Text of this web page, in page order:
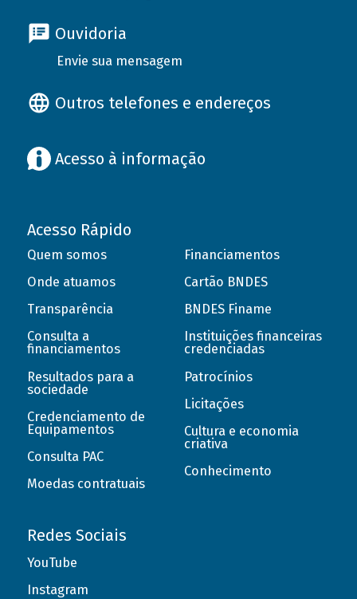
Ouvidoria
Envie sua mensagem
Outros telefones e endereços
Acesso à informação
Acesso Rápido
Quem somos
Onde atuamos
Transparência
Consulta a
financiamentos
Resultados para a
sociedade
Credenciamento de
Equipamentos
Consulta PAC
Moedas contratuais
Financiamentos
Cartão BNDES
BNDES Finame
Instituições financeiras
credenciadas
Patrocínios
Licitações
Cultura e economia
criativa
Conhecimento
Redes Sociais
YouTube
Instagram